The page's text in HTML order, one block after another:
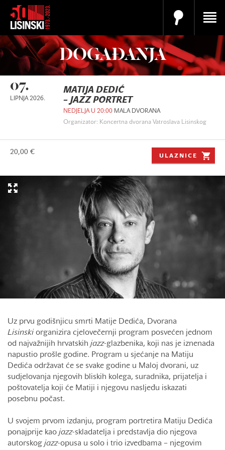
DOGAĐANJA
07.
LIPNJA 2026.
MATIJA DEDIĆ
– JAZZ PORTRET
NEDJELJA U 20:00 MALA DVORANA
Organizator: Koncertna dvorana Vatroslava Lisinskog
20,00 €
ULAZNICE
Uz prvu godišnjicu smrti Matije Dedića, Dvorana
Lisinski organizira cjelovečernji program posvećen jednom
od najvažnijih hrvatskih jazz-glazbenika, koji nas je iznenada
napustio prošle godine. Program u sjećanje na Matiju
Dedića održavat će se svake godine u Maloj dvorani, uz
sudjelovanja njegovih bliskih kolega, suradnika, prijatelja i
poštovatelja koji će Matiji i njegovu nasljeđu iskazati
posebnu počast.
U svojem prvom izdanju, program portretira Matiju Dedića
ponajprije kao jazz-skladatelja i predstavlja dio njegova
autorskog jazz-opusa u solo i trio izvedbama – njegovim